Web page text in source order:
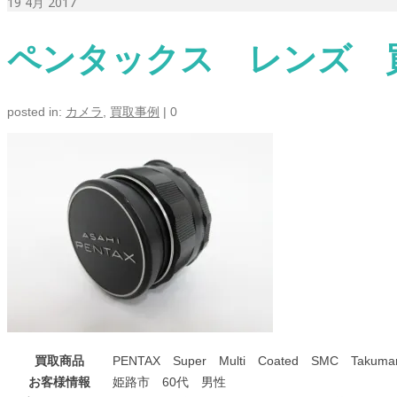
ペンタックス レンズ
posted in: カメラ, 買取事例 | 0
買取商品
PENTAX Super Multi Coated SMC
お客様情報
姫路市 60代 男性